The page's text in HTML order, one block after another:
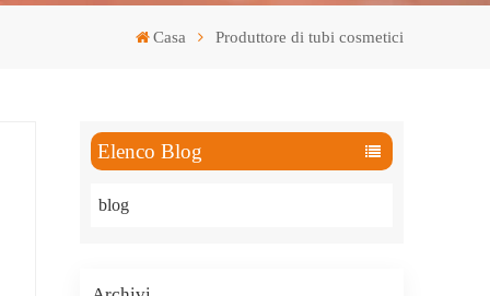
Pусский
ภาษาไทย
Casa Produttore di tubi cosmetici
Elenco Blog
blog